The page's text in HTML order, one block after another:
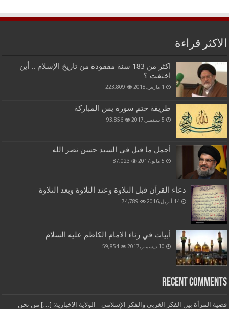
الاكثر قراءة
اكثر من 183 سنة مفقودة من تاريخ الإسلام .. أين
اختفت ؟
1 مارس,2018 223,809
طريقة ختم سورة يس المباركة
5 سبتمبر,2017 93,856
أجمل ما قيل في السيد حسن نصر الله
5 مايو,2017 87,023
دعاء القرآن قبل التلاوة وعند التلاوة وبعد التلاوة
14 أبريل,2016 74,789
أبيات في رثاء الامام الكاظم عليه السلام
10 ديسمبر,2017 59,854
Recent Comments
قضية المرأة بين الفكر الغربي والفكر الإسلامي - الولاية الاخبارية: […] من نحن